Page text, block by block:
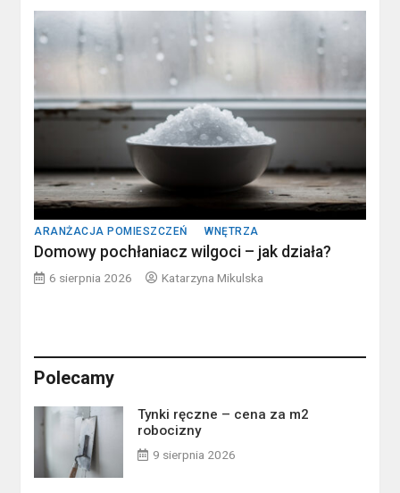
ARANŻACJA POMIESZCZEŃ WNĘTRZA
Domowy pochłaniacz wilgoci – jak działa?
6 sierpnia 2026 Katarzyna Mikulska
Polecamy
Tynki ręczne – cena za m2
robocizny
9 sierpnia 2026